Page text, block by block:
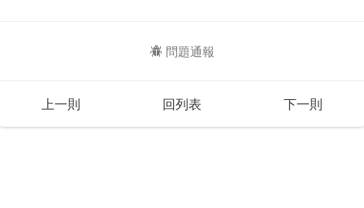
問題通報
上一則 回列表 下一則